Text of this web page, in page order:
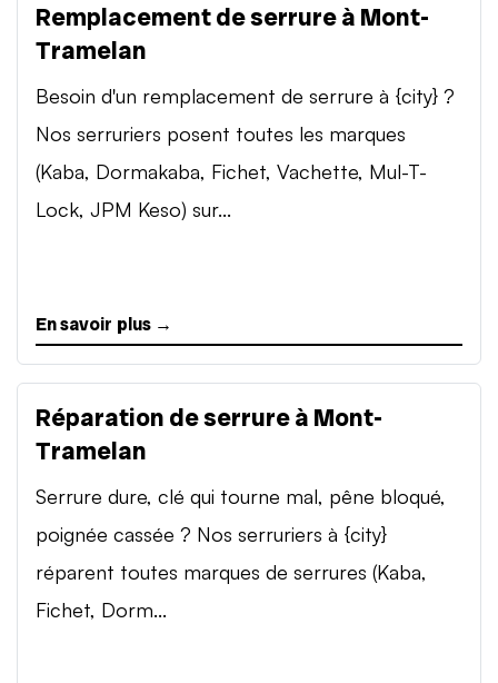
Remplacement de serrure à Mont-
Tramelan
Besoin d'un remplacement de serrure à {city} ?
Nos serruriers posent toutes les marques
(Kaba, Dormakaba, Fichet, Vachette, Mul-T-
Lock, JPM Keso) sur...
En savoir plus →
Réparation de serrure à Mont-
Tramelan
Serrure dure, clé qui tourne mal, pêne bloqué,
poignée cassée ? Nos serruriers à {city}
réparent toutes marques de serrures (Kaba,
Fichet, Dorm...